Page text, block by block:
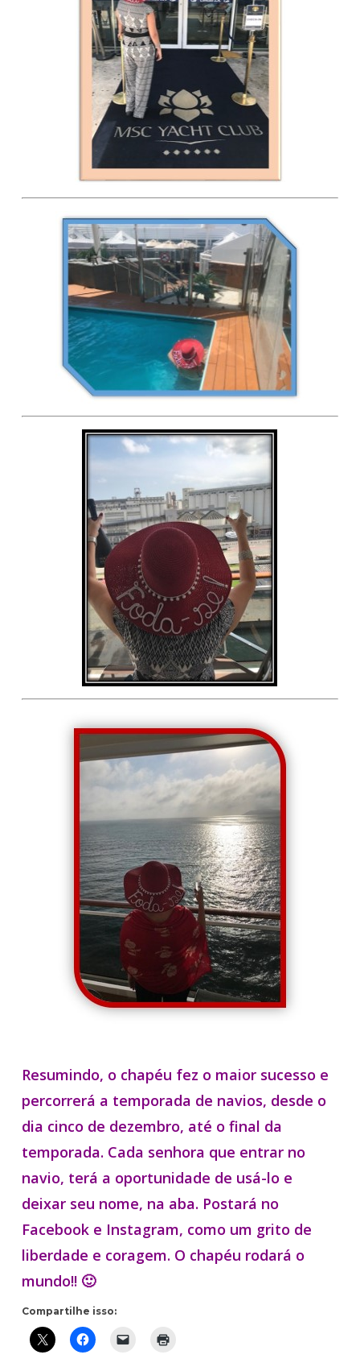
Resumindo, o chapéu fez o maior sucesso e
percorrerá a temporada de navios, desde o
dia cinco de dezembro, até o final da
temporada. Cada senhora que entrar no
navio, terá a oportunidade de usá-lo e
deixar seu nome, na aba. Postará no
Facebook e Instagram, como um grito de
liberdade e coragem. O chapéu rodará o
mundo!! 🙂
Compartilhe isso: